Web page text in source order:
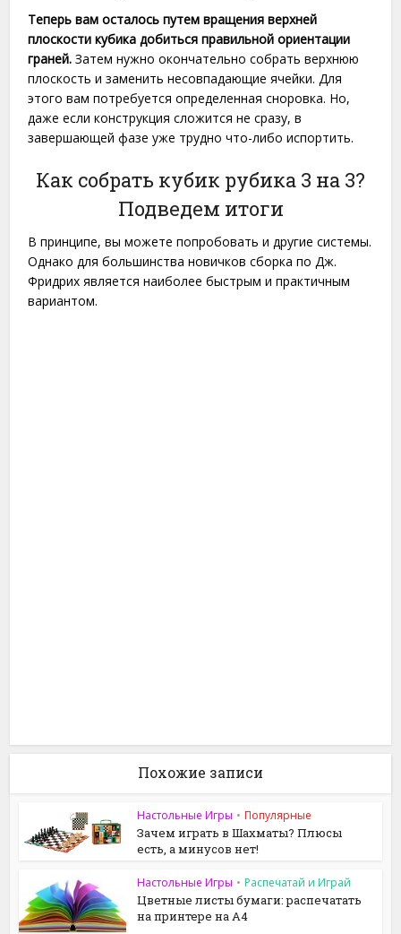
Теперь вам осталось путем вращения верхней
плоскости кубика добиться правильной ориентации
граней. Затем нужно окончательно собрать верхнюю
плоскость и заменить несовпадающие ячейки. Для
этого вам потребуется определенная сноровка. Но,
даже если конструкция сложится не сразу, в
завершающей фазе уже трудно что-либо испортить.
Как собрать кубик рубика 3 на 3?
Подведем итоги
В принципе, вы можете попробовать и другие системы.
Однако для большинства новичков сборка по Дж.
Фридрих является наиболее быстрым и практичным
вариантом.
Похожие записи
Настольные Игры • Популярные
Зачем играть в Шахматы? Плюсы
есть, а минусов нет!
Настольные Игры • Распечатай и Играй
Цветные листы бумаги: распечатать
на принтере на A4